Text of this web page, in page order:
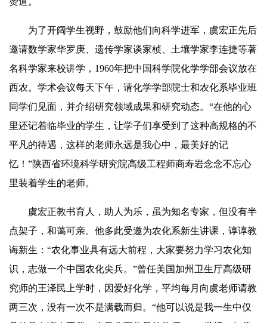
为了开阔学生视野，鼓励他们向科学进军，虞宏正先后
邀请数学家华罗庚、遗传学家谈家桢、土壤学家李连捷等著
名科学家来校讲学，1960年把中国科学院化学学部会议放在
西农。学术会议每天下午，请化学学部院士和农化系毕业班
同学们见面，并介绍研究领域成果和研究动态。“在他的心
里还记着临毕业的学生，让学子们享受到了这种高规格的不
平凡的待遇，这样的老师永远是我心中，最美好的记
忆！”陕西省环境科学研究院高级工程师商寿岩念念不忘心
里装着学生的老师。
虞宏正教书育人，助人为乐，虽为知名专家，但没有半
点架子，和蔼可亲。他多此受邀为农化系新生讲课，谆谆教
诲新生：“农化事业具有远大前程，大家要努力学习农化知
识，志做一个中国农化尖兵。”曾任美国加州卫生厅高级研
究师的王泽民上学时，因爱好化学，平均每月向虞老师请教
两三次，没有一次不是满载而归。“他可以说是我一生中仅